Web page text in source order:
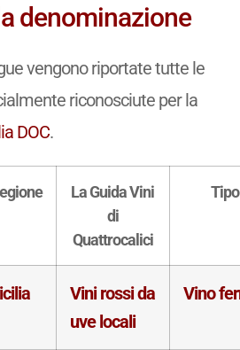
denominazione
vengono riportate tutte le
riconosciute per la
DOC.
La Guida Vini
di
Quattrocalici
Tipo
Vini rossi da
uve locali
Vino